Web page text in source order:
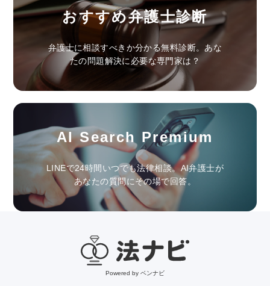
おすすめ弁護士診断
弁護士に相談すべきか分かる無料診断。あな
たの問題解決に必要な専門家は？
AI Search Premium
LINEで24時間いつでも法律相談。AI弁護士が
あなたの質問にその場で回答。
Powered by ベンナビ